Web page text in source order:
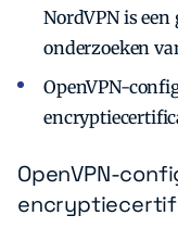
NordVPN is
onderzoeken
OpenVPN-
OpenVPN-